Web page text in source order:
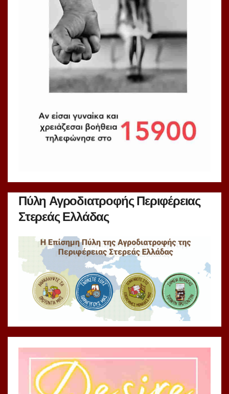
Πύλη Αγροδιατροφής Περιφέρειας
Στερεάς Ελλάδας